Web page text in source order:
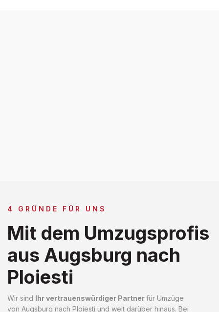
4 GRÜNDE FÜR UNS
Mit dem Umzugsprofis
aus Augsburg nach
Ploiesti
Wir sind Ihr vertrauenswürdiger Partnerfür Umzüge
von Augsburg nach Ploiesti und weit darüber hinaus. Bei